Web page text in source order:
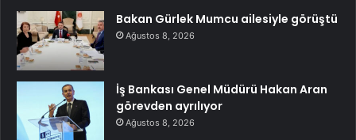
Bakan Gürlek Mumcu ailesiyle görüştü
Ağustos 8, 2026
İş Bankası Genel Müdürü Hakan Aran
görevden ayrılıyor
Ağustos 8, 2026